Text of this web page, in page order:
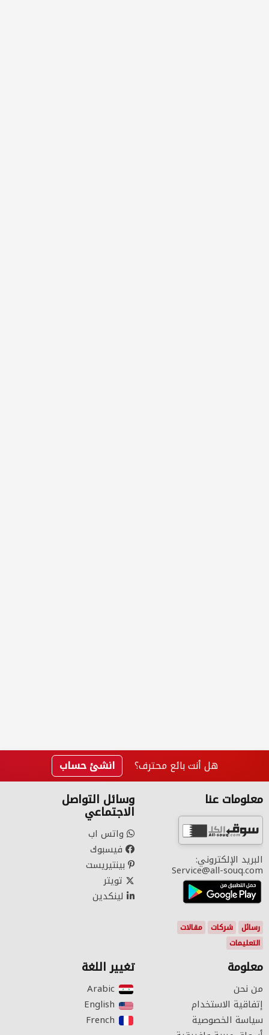
هل أنت بائع محترف؟ انشئ حساب
معلومات عنا
البريد الإلكتروني:
Service@all-souq.com
رسائل شركات
مقالات
التعليمات
وسائل التواصل
الاجتماعي
واتس اب
فيسبوك
بينتيريست
تويتر
لينكدين
معلومة
من نحن
إتفاقية الاستخدام
سياسة الخصوصية
تغيير اللغة
Arabic‎
English‎
French‎